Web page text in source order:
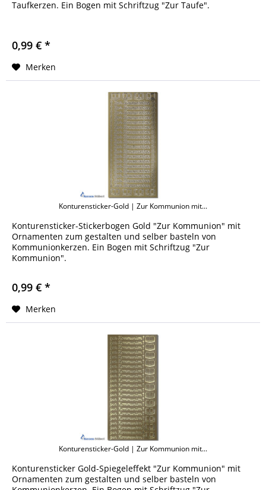
Taufkerzen. Ein Bogen mit Schriftzug "Zur Taufe".
0,99 € *
Merken
Konturensticker-Gold | Zur Kommunion mit...
Konturensticker-Stickerbogen Gold "Zur Kommunion" mit
Ornamenten zum gestalten und selber basteln von
Kommunionkerzen. Ein Bogen mit Schriftzug "Zur
Kommunion".
0,99 € *
Merken
Konturensticker-Gold | Zur Kommunion mit...
Konturensticker Gold-Spiegeleffekt "Zur Kommunion" mit
Ornamenten zum gestalten und selber basteln von